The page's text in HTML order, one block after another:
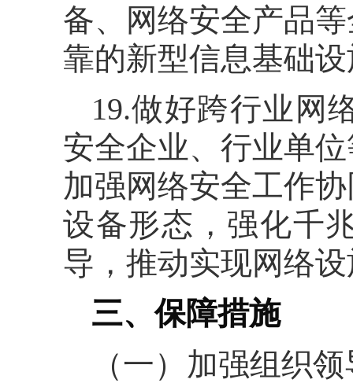
备、网络安全产品
靠的新型信息基础
19.做好跨行业网
安全企业、行业单
加强网络安全工作
设备形态，强化千
导，推动实现网络
三、保障措施
（一）加强组织